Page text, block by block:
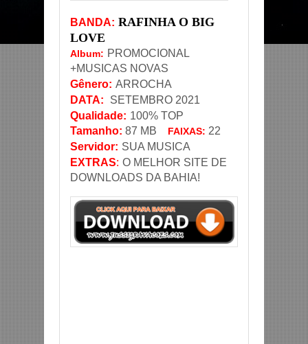
BANDA: RAFINHA O BIG
LOVE
Album: PROMOCIONAL
+MUSICAS NOVAS
Gênero: ARROCHA
DATA:
SETEMBRO 2021
Qualidade: 100% TOP
Tamanho: 87 MB FAIXAS: 22
Servidor: SUA MUSICA
EXTRAS: O MELHOR SITE DE
DOWNLOADS DA BAHIA!